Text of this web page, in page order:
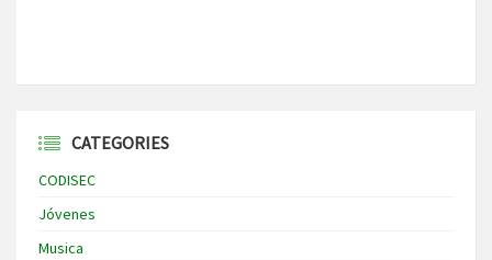
CATEGORIES
CODISEC
Jóvenes
Musica